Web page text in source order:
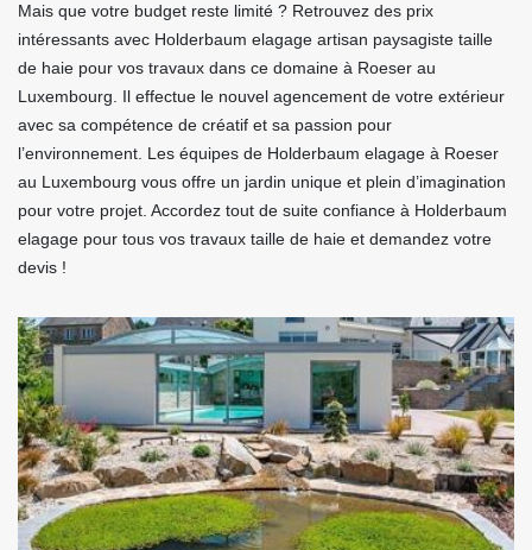
Mais que votre budget reste limité ? Retrouvez des prix
intéressants avec Holderbaum elagage artisan paysagiste taille
de haie pour vos travaux dans ce domaine à Roeser au
Luxembourg. Il effectue le nouvel agencement de votre extérieur
avec sa compétence de créatif et sa passion pour
l’environnement. Les équipes de Holderbaum elagage à Roeser
au Luxembourg vous offre un jardin unique et plein d’imagination
pour votre projet. Accordez tout de suite confiance à Holderbaum
elagage pour tous vos travaux taille de haie et demandez votre
devis !